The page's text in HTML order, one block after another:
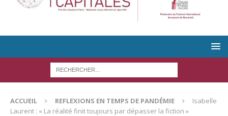
ACCUEIL REFLEXIONS EN TEMPS DE PANDÉMIE
Isabelle
Laurent : « La réalité finit toujours par dépasser la fiction »